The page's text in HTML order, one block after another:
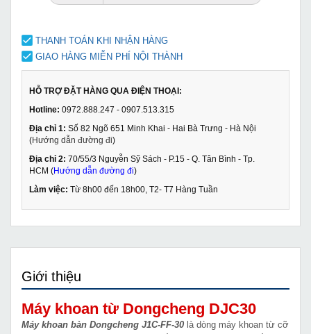
THANH TOÁN KHI NHẬN HÀNG
GIAO HÀNG MIỄN PHÍ NỘI THÀNH
HỖ TRỢ ĐẶT HÀNG QUA ĐIỆN THOẠI:
Hotline: 0972.888.247 - 0907.513.315
Địa chỉ 1: Số 82 Ngõ 651 Minh Khai - Hai Bà Trưng - Hà Nội
(Hướng dẫn đường đi)
Địa chỉ 2: 70/55/3 Nguyễn Sỹ Sách - P.15 - Q. Tân Bình - Tp.
HCM (Hướng dẫn đường đi)
Làm việc: Từ 8h00 đến 18h00, T2- T7 Hàng Tuần
Giới thiệu
Máy khoan từ Dongcheng DJC30
Máy khoan bàn Dongcheng J1C-FF-30 là dòng máy khoan từ cỡ